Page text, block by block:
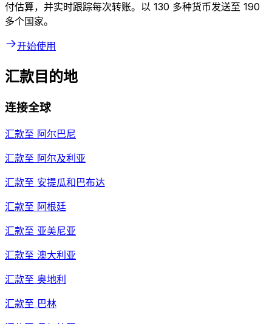
付估算，并实时跟踪每次转账。以 130 多种货币发送至 190
多个国家。
开始使用
汇款目的地
连接全球
汇款至 阿尔巴尼
汇款至 阿尔及利亚
汇款至 安提瓜和巴布达
汇款至 阿根廷
汇款至 亚美尼亚
汇款至 澳大利亚
汇款至 奥地利
汇款至 巴林